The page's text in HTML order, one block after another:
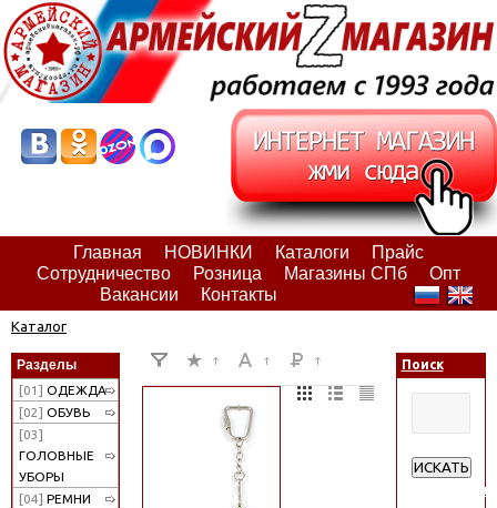
Главная НОВИНКИ Каталоги
Прайс
Сотрудничество
Розница Магазины СПб
Опт
Вакансии
Контакты
Каталог
Разделы
[01] ОДЕЖДА
[02] ОБУВЬ
[03]
ГОЛОВНЫЕ
УБОРЫ
[04] РЕМНИ
Поиск
ИСКАТЬ